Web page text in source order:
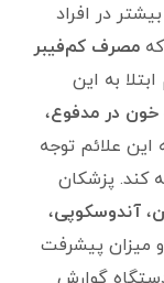
در افراد
کهمصرف کم‌فیبر
به این
در مدفوع،
این علائم توجه
کند. پزشکان
،آندوسکوپی،
میزان پیشرفت